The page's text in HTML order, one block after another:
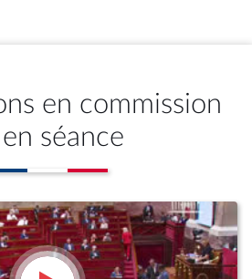
en commission
séance